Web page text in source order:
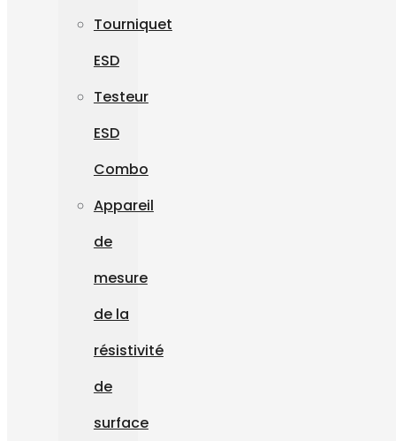
Tourniquet
ESD
Testeur
ESD
Combo
Appareil
de
mesure
de la
résistivité
de
surface